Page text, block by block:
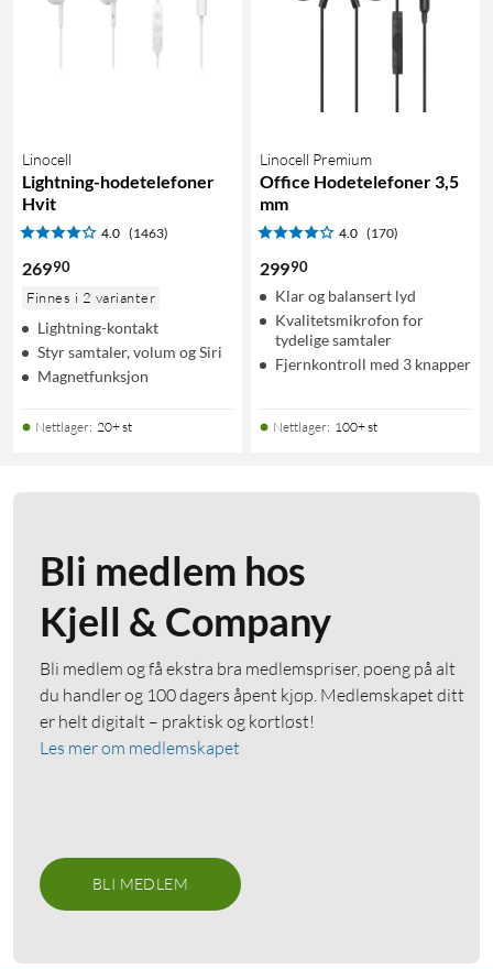
Linocell
Lightning-hodetelefoner
Hvit
4.0 (1463)
26990
Finnes i 2 varianter
Lightning-kontakt
Styr samtaler, volum og Siri
Magnetfunksjon
Nettlager: 20+ st
Linocell Premium
Office Hodetelefoner 3,5
mm
4.0 (170)
29990
Klar og balansert lyd
Kvalitetsmikrofon for
tydelige samtaler
Fjernkontroll med 3 knapper
Nettlager: 100+ st
Bli medlem hos
Kjell & Company
Bli medlem og få ekstra bra medlemspriser, poeng på alt
du handler og 100 dagers åpent kjøp. Medlemskapet ditt
er helt digitalt – praktisk og kortløst!
Les mer om medlemskapet
BLI MEDLEM